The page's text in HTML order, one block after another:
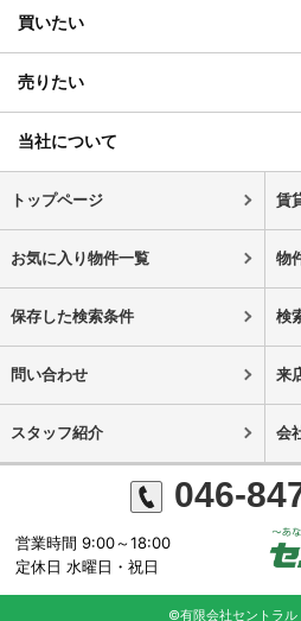
買いたい
売りたい
当社について
トップページ 賃
お気に入り物件一覧 物
保存した検索条件 検
問い合わせ 来
スタッフ紹介 会
046-
営業時間 9:00～18:00
定休日 水曜日・祝日
©有限会社セントラル